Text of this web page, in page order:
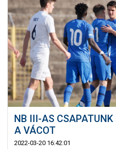
NB III-AS
A VÁCOT
2022-03-20 16:42:01